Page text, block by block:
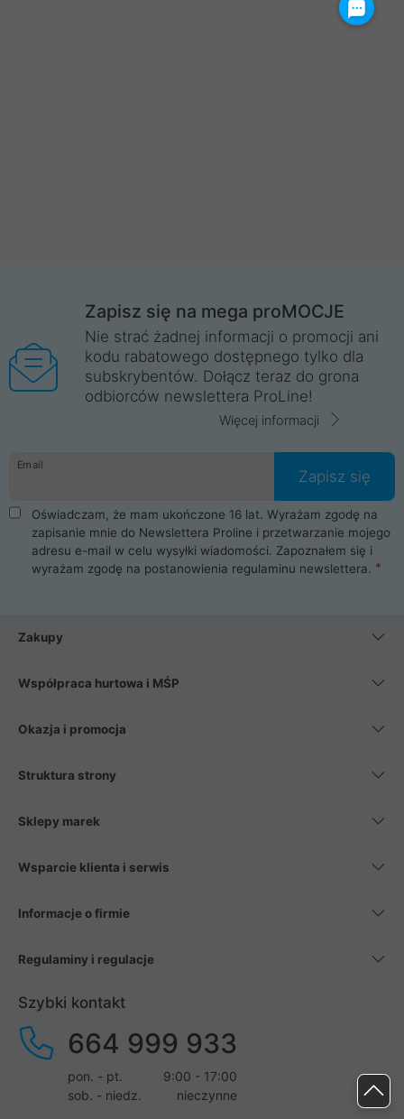
Zapisz się na mega proMOCJE
Nie strać żadnej informacji o promocji ani
kodu rabatowego dostępnego tylko dla
subskrybentów. Dołącz teraz do grona
odbiorców newslettera ProLine!
Więcej informacji
Email
Zapisz się
Oświadczam, że mam ukończone 16 lat. Wyrażam zgodę na
zapisanie mnie do Newslettera Proline i przetwarzanie mojego
adresu e-mail w celu wysyłki wiadomości. Zapoznałem się i
wyrażam zgodę na postanowienia regulaminu newslettera.
Zakupy
Współpraca hurtowa i MŚP
Okazja i promocja
Struktura strony
Sklepy marek
Wsparcie klienta i serwis
Informacje o firmie
Regulaminy i regulacje
Szybki kontakt
664 999 933
pon. - pt.
9:00 - 17:00
sob. - niedz.
nieczynne